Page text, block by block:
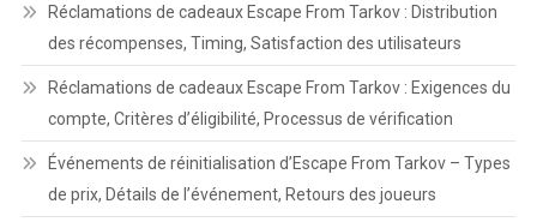
Réclamations de cadeaux Escape From Tarkov : Distribution
des récompenses, Timing, Satisfaction des utilisateurs
Réclamations de cadeaux Escape From Tarkov : Exigences du
compte, Critères d’éligibilité, Processus de vérification
Événements de réinitialisation d’Escape From Tarkov – Types
de prix, Détails de l’événement, Retours des joueurs